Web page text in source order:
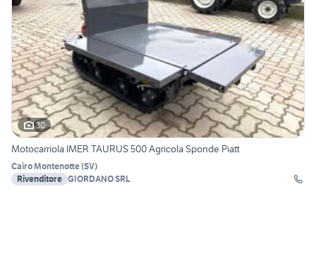
30
Motocarriola IMER TAURUS 500 Agricola Sponde Piatt
Cairo Montenotte(SV)
Rivenditore GIORDANO SRL